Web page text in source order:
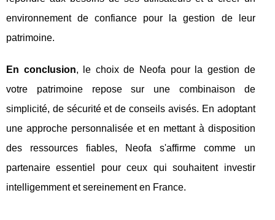
environnement de confiance pour la gestion de leur
patrimoine.
En conclusion, le choix de Neofa pour la gestion de
votre patrimoine repose sur une combinaison de
simplicité, de sécurité et de conseils avisés. En adoptant
une approche personnalisée et en mettant à disposition
des ressources fiables, Neofa s'affirme comme un
partenaire essentiel pour ceux qui souhaitent investir
intelligemment et sereinement en France.